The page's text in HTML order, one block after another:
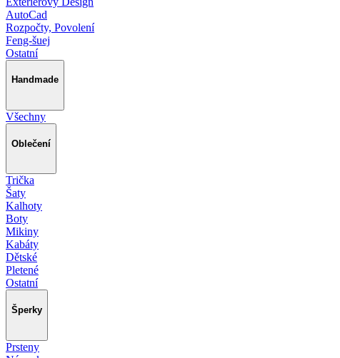
AutoCad
Rozpočty, Povolení
Feng-šuej
Ostatní
Handmade
Všechny
Oblečení
Trička
Šaty
Kalhoty
Boty
Mikiny
Kabáty
Dětské
Pletené
Ostatní
Šperky
Prsteny